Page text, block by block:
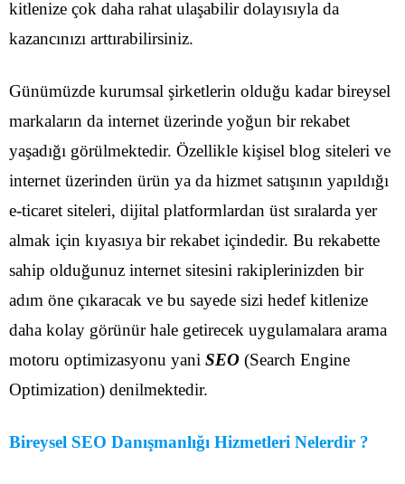
kitlenize çok daha rahat ulaşabilir dolayısıyla da
kazancınızı arttırabilirsiniz.
Günümüzde kurumsal şirketlerin olduğu kadar bireysel
markaların da internet üzerinde yoğun bir rekabet
yaşadığı görülmektedir. Özellikle kişisel blog siteleri ve
internet üzerinden ürün ya da hizmet satışının yapıldığı
e-ticaret siteleri, dijital platformlardan üst sıralarda yer
almak için kıyasıya bir rekabet içindedir. Bu rekabette
sahip olduğunuz internet sitesini rakiplerinizden bir
adım öne çıkaracak ve bu sayede sizi hedef kitlenize
daha kolay görünür hale getirecek uygulamalara arama
motoru optimizasyonu yani SEO (Search Engine
Optimization) denilmektedir.
Bireysel SEO Danışmanlığı Hizmetleri Nelerdir ?